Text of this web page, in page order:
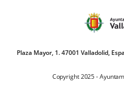
Plaza Mayor, 1. 47001 Valladolid,
Copyright 2025 -